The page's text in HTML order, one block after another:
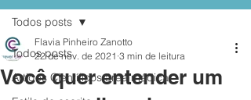
Todos posts
Artigos Científicos área médica
Todos posts
Você quer entender um
Flavia Pinheiro Zanotto
22 de nov. de 2021 3 min de leitura